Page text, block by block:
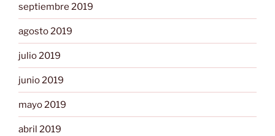
septiembre 2019
agosto 2019
julio 2019
junio 2019
mayo 2019
abril 2019